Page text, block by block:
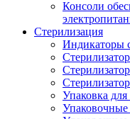
Консоли
Стерилизация
Индикаторы
Упаковка